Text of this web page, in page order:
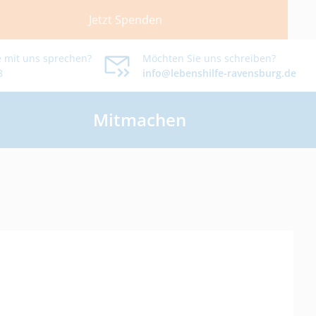
Jetzt Spenden
mit uns sprechen?
Möchten Sie uns schreiben?
info@lebenshilfe-ravensburg.de
Mitmachen